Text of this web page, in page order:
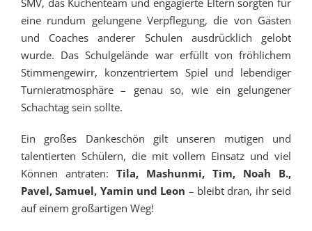
eine rundum gelungene Verpflegung, die von Gästen
und Coaches anderer Schulen ausdrücklich gelobt
wurde. Das Schulgelände war erfüllt von fröhlichem
Stimmengewirr, konzentriertem Spiel und lebendiger
Turnieratmosphäre – genau so, wie ein gelungener
Schachtag sein sollte.
Ein großes Dankeschön gilt unseren mutigen und
talentierten Schülern, die mit vollem Einsatz und viel
Können antraten: Tila, Mashunmi, Tim, Noah B.,
Pavel, Samuel, Yamin und Leon – bleibt dran, ihr seid
auf einem großartigen Weg!